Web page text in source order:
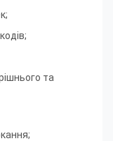
;
;
та
;